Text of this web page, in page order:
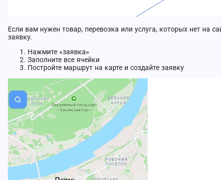
Если вам нужен товар, перевозка или услуга, которых нет на
заявку.
Нажмите «заявка»
Заполните все ячейки
Постройте маршрут на карте и создайте заявку